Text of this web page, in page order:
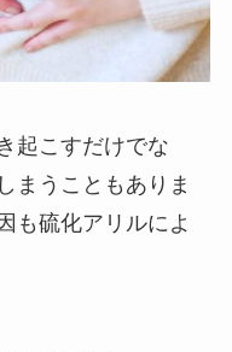
起こすだけでな
まうこともありま
も硫化アリルによ